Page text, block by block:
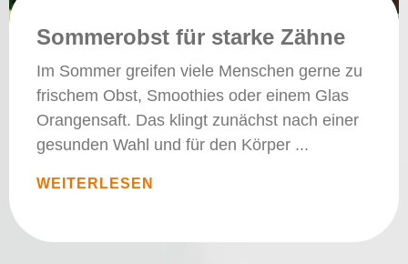
Sommerobst für starke Zähne
Im Sommer greifen viele Menschen gerne zu
frischem Obst, Smoothies oder einem Glas
Orangensaft. Das klingt zunächst nach einer
gesunden Wahl und für den Körper
WEITERLESEN